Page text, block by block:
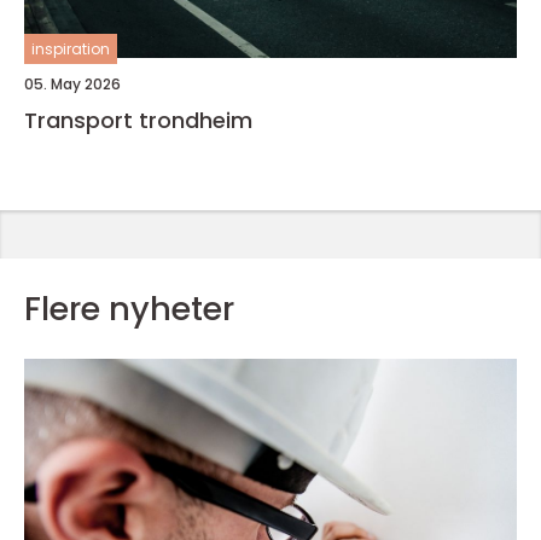
inspiration
05. May 2026
Transport trondheim
Flere nyheter